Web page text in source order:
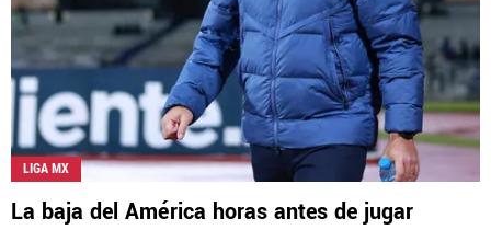
LIGA MX
La baja del América horas antes de jugar